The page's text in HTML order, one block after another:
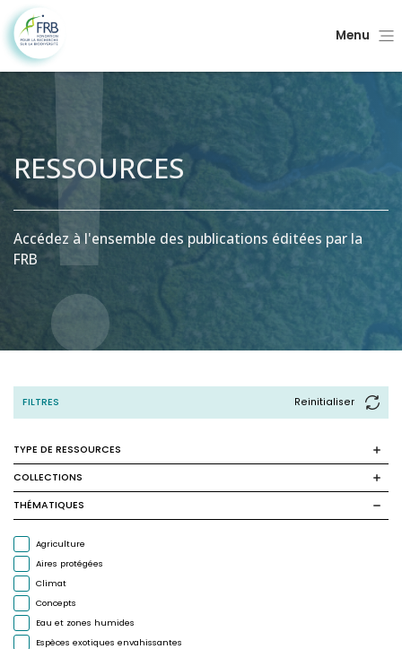
Menu
RESSOURCES
Accédez à l'ensemble des publications éditées par la
FRB
FILTRES Reinitialiser
TYPE DE RESSOURCES
COLLECTIONS
THÉMATIQUES
Agriculture
Aires protégées
Climat
Concepts
Eau et zones humides
Espèces exotiques envahissantes